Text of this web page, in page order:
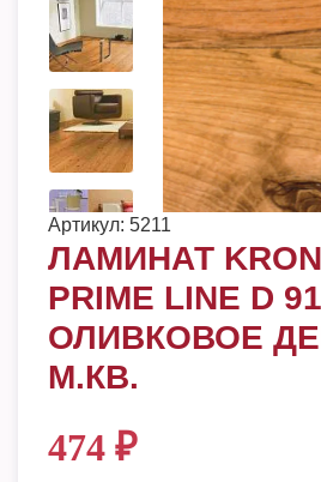
Артикул: 5211
ЛАМИНАТ
PRIME LINE D
ОЛИВКОВОЕ
М.КВ.
474 ₽